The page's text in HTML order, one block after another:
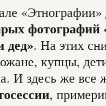
фотографий
дед». На этих
купцы,
И здесь же все
,